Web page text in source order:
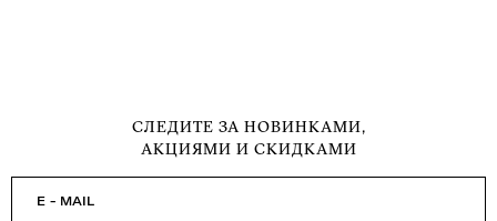
СЛЕДИТЕ ЗА НОВИНКАМИ,
АКЦИЯМИ И СКИДКАМИ
E - MAIL